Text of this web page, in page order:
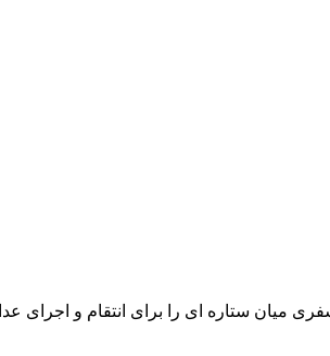
ستاره ای را برای انتقام و اجرای